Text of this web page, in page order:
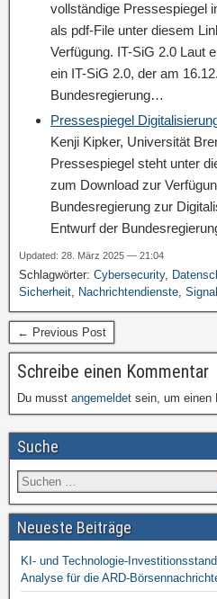
vollständige Pressespiegel
als pdf-File unter diesem
Verfügung. IT-SiG 2.0 Laut
ein IT-SiG 2.0, der am
Bundesregierung…
Pressespiegel
Kenji Kipker, Universität
Pressespiegel steht unter
zum Download zur
Bundesregierung zur
Entwurf der
Updated: 28. März 2025 — 21:04
Schlagwörter: Cybersecurity,
Sicherheit, Nachrichtendienste, Signal
← Previous Post
Schreibe einen Kommentar
Du musst angemeldet sein, um einen
Suche
Neueste Beiträge
KI- und Technologie-
Analyse für die ARD-